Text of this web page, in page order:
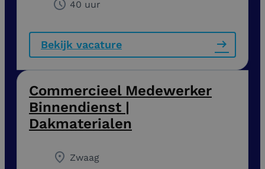
40 uur
Bekijk vacature
Commercieel Medewerker
Binnendienst |
Dakmaterialen
Zwaag